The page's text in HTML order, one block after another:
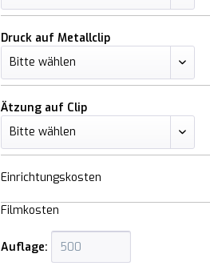
Druck auf Metallclip
Ätzung auf Clip
Einrichtungskosten
Filmkosten
Auflage: